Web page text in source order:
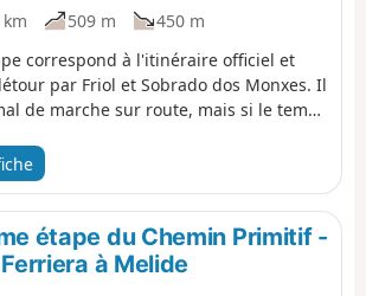
509 m
450 m
correspond à l'itinéraire officiel et
par Friol et Sobrado dos Monxes. Il
de marche sur route, mais si le temps
une chance. Tu traverseras
villages, ce qui te donnera plein
de discuter avec les gens du coin.
se rapproche, ce qui veut probablement
aura plus de monde sur le chemin,
étape du Chemin Primitif -
à Melide